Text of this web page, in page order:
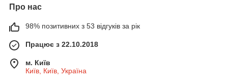
Про нас
98% позитивних з 53 відгуків за рік
Працює з 22.10.2018
м. Київ
Київ, Київ, Україна